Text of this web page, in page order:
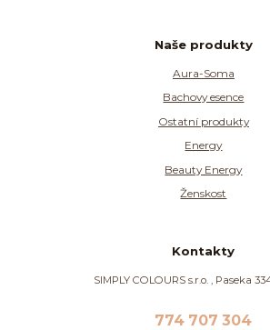
Naše produkty
Aura-Soma
Bachovy esence
Ostatní produkty
Energy
Beauty Energy
Ženskost
Kontakty
SIMPLY COLOURS s.r.o. , Paseka
774 707 304